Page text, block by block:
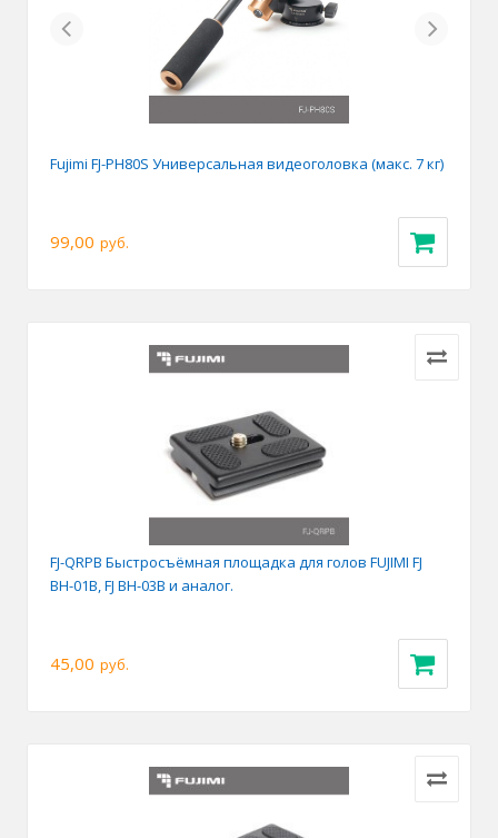
Previous Next
Fujimi FJ-PH80S Универсальная видеоголовка (макс. 7 кг)
99,00 руб.
FJ-QRPB Быстросъёмная площадка для голов FUJIMI FJ
BH-01B, FJ BH-03B и аналог.
45,00 руб.